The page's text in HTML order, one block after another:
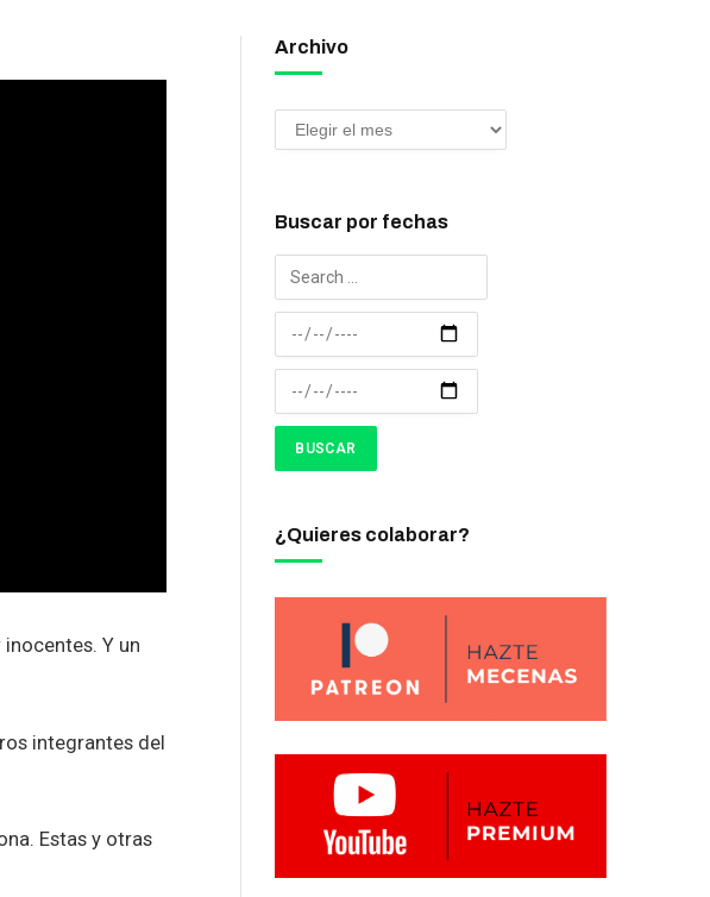
Y un
integrantes del
Estas y otras
Archivo
Buscar por fechas
¿Quieres colaborar?